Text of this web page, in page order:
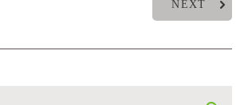
NEXT